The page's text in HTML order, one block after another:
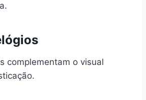
complementam o visual